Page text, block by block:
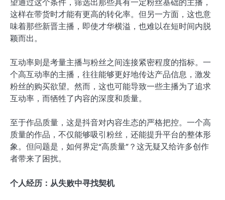
这样在带货时才能有更高的转化率。但另一方面，这也意
味着那些新晋主播，即使才华横溢，也难以在短时间内脱
颖而出。
互动率则是考量主播与粉丝之间连接紧密程度的指标。一
个高互动率的主播，往往能够更好地传达产品信息，激发
粉丝的购买欲望。然而，这也可能导致一些主播为了追求
互动率，而牺牲了内容的深度和质量。
至于作品质量，这是抖音对内容生态的严格把控。一个高
质量的作品，不仅能够吸引粉丝，还能提升平台的整体形
象。但问题是，如何界定“高质量”？这无疑又给许多创作
者带来了困扰。
个人经历：从失败中寻找契机